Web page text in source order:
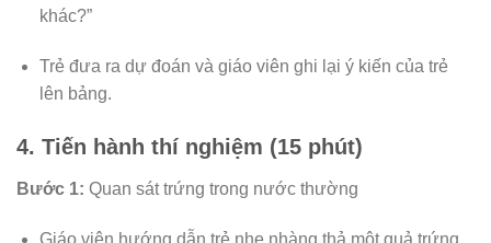
khác?”
Trẻ đưa ra dự đoán và giáo viên ghi lại ý kiến của trẻ
lên bảng.
4. Tiến hành thí nghiệm (15 phút)
Bước 1: Quan sát trứng trong nước thường